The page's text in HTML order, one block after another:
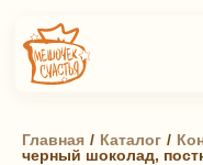
Главная / Каталог /
черный шоколад,